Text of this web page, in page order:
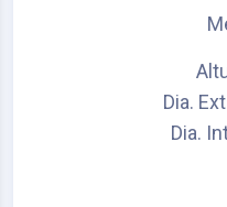
Dia.
Dia.